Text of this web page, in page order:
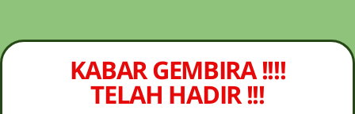
KABAR GEMBIRA !!!!
TELAH HADIR !!!
PESAN SEKARANG (NON COD - TRANSFER
SETELAH SAMPAI KE REKENING KAMI)
PESAN